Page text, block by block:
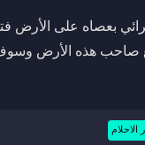
بعصاه على الأرض
صاحب هذه الأرض
الاحلام